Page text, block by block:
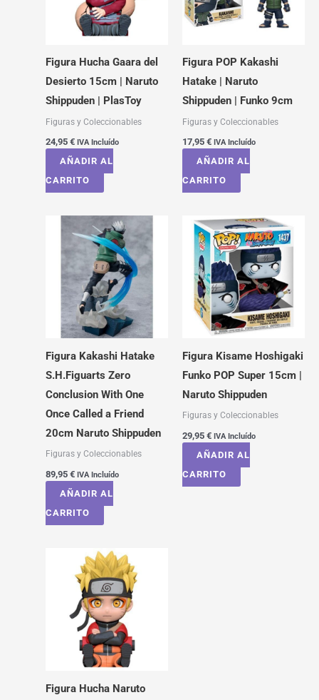
Figura Hucha Gaara del
Desierto 15cm | Naruto
Shippuden | PlasToy
Figuras y Coleccionables
24,95 € IVA Incluído
AÑADIR AL
CARRITO
Figura POP Kakashi
Hatake | Naruto
Shippuden | Funko 9cm
Figuras y Coleccionables
17,95 € IVA Incluído
AÑADIR AL
CARRITO
Figura Kakashi Hatake
S.H.Figuarts Zero
Conclusion With One
Once Called a Friend
20cm Naruto Shippuden
Figuras y Coleccionables
89,95 € IVA Incluído
AÑADIR AL
CARRITO
Figura Kisame Hoshigaki
Funko POP Super 15cm |
Naruto Shippuden
Figuras y Coleccionables
29,95 € IVA Incluído
AÑADIR AL
CARRITO
Figura Hucha Naruto